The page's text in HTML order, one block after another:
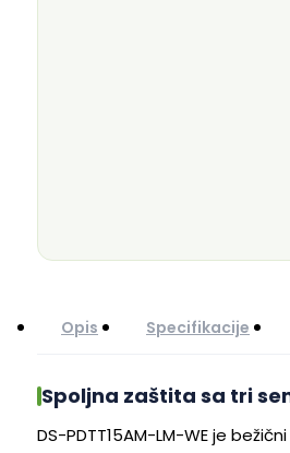
Opis Specifikacije
Spoljna zaštita sa tri
DS-PDTT15AM-LM-WE je